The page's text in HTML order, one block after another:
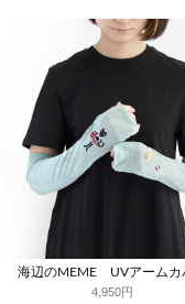
海辺のMEME UVアームカ
4,950円